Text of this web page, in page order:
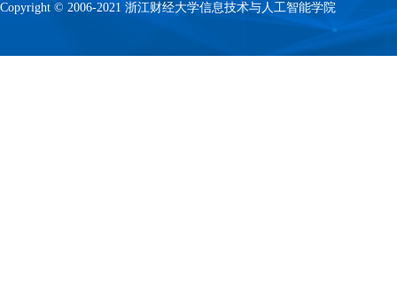
Copyright © 2006-2021 浙江财经大学信息技术与人工智能学院